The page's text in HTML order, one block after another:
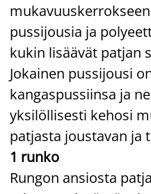
pussijousia ja
kukin lisäävät patjan
Jokainen pussijousi
kangaspussiinsa ja
yksilöllisesti kehosi
patjasta joustavan ja
1 runko
Rungon ansiosta